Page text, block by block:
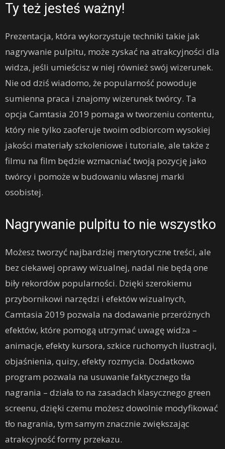
Ty też jesteś ważny!
Prezentacja, która wykorzystuje techniki takie jak
nagrywanie pulpitu, może zyskać na atrakcyjności dla
widza, jeśli umieścisz w niej również swój wizerunek.
Nie od dziś wiadomo, że popularność powoduje
sumienna praca i znajomy wizerunek twórcy. Ta
opcja Camtasia 2019 pomaga w tworzeniu contentu,
który nie tylko zaoferuje twoim odbiorcom wysokiej
jakości materiały szkoleniowe i tutoriale, ale także z
filmu na film będzie wzmacniać twoją pozycję jako
twórcy i pomoże w budowaniu własnej marki
osobistej.
Nagrywanie pulpitu to nie wszystko
Możesz tworzyć najbardziej merytoryczne treści, ale
bez ciekawej oprawy wizualnej, nadal nie będą one
biły rekordów popularności. Dzięki szerokiemu
przybornikowi narzędzi i efektów wizualnych,
Camtasia 2019 pozwala na dodawanie przeróżnych
efektów, które pomogą utrzymać uwagę widza –
animacje, efekty kursora, szkice ruchomych ilustracji,
objaśnienia, quizy, efekty rozmycia. Dodatkowo
program pozwala na usuwanie faktycznego tła
nagrania – działa to na zasadach klasycznego green
screenu, dzięki czemu możesz dowolnie modyfikować
tło nagrania, tym samym znacznie zwiększając
atrakcyjność formy przekazu.